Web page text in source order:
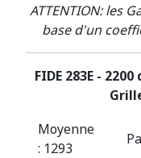
ATTENTION: les
base d'un
FIDE 283E -
Moyenne
: 1293